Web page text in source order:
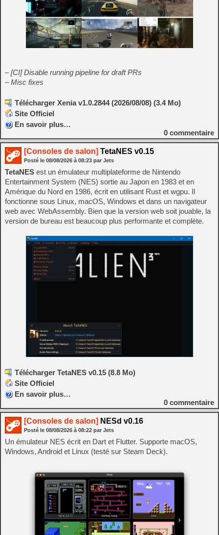
– [CI] Disable running pipeline for draft PRs
– Misc fixes
Télécharger Xenia v1.0.2844 (2026/08/08) (3.4 Mo)
Site Officiel
En savoir plus…
0 commentaire
[Consoles de salon] TetaNES v0.15
Posté le 08/08/2026 à 08:23 par Jets
TetaNES est un émulateur multiplateforme de Nintendo
Entertainment System (NES) sortie au Japon en 1983 et en
Amérique du Nord en 1986, écrit en utilisant Rust et wgpu. Il
fonctionne sous Linux, macOS, Windows et dans un navigateur
web avec WebAssembly. Bien que la version web soit jouable, la
version de bureau est beaucoup plus performante et complète.
Télécharger TetaNES v0.15 (8.8 Mo)
Site Officiel
En savoir plus…
0 commentaire
[Consoles de salon] NESd v0.16
Posté le 08/08/2026 à 08:22 par Jets
Un émulateur NES écrit en Dart et Flutter. Supporte macOS,
Windows, Android et Linux (testé sur Steam Deck).